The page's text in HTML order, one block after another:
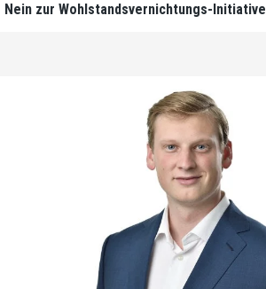
Nein zur Wohlstandsvernichtungs-Initiative